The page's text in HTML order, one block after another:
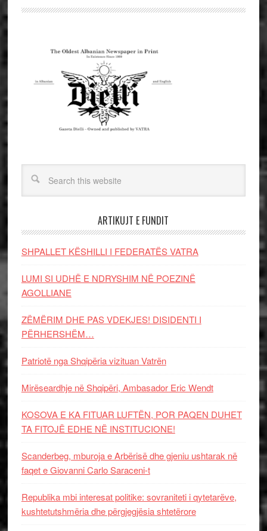
ARTIKUJT E FUNDIT
SHPALLET KËSHILLI I FEDERATËS VATRA
LUMI SI UDHË E NDRYSHIM NË POEZINË
AGOLLIANE
ZËMËRIM DHE PAS VDEKJES! DISIDENTI I
PËRHERSHËM…
Patriotë nga Shqipëria vizituan Vatrën
Mirëseardhje në Shqipëri, Ambasador Eric Wendt
KOSOVA E KA FITUAR LUFTËN, POR PAQEN DUHET
TA FITOJË EDHE NË INSTITUCIONE!
Scanderbeg, mburoja e Arbërisë dhe gjeniu ushtarak në
faqet e Giovanni Carlo Saraceni-t
Republika mbi interesat politike: sovraniteti i qytetarëve,
kushtetutshmëria dhe përgjegjësia shtetërore